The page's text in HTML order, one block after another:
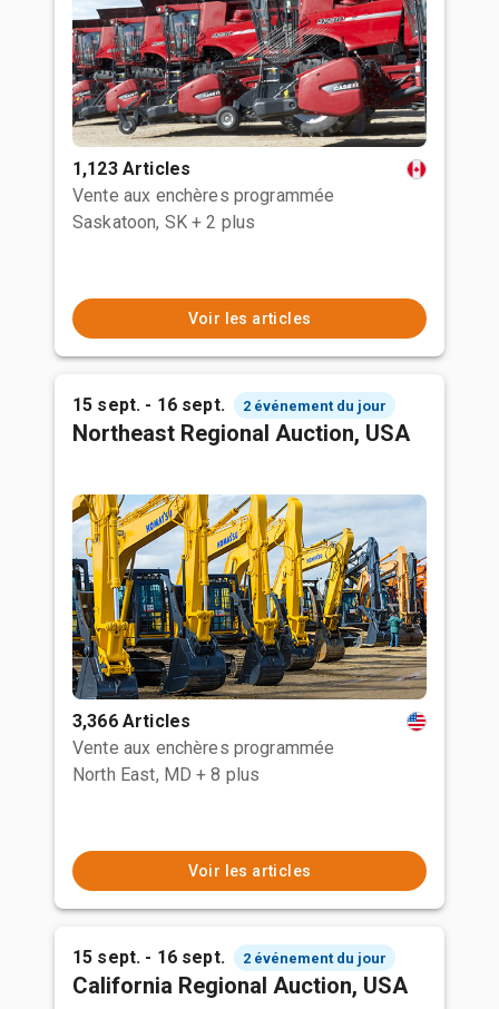
1,123 Articles
Vente aux enchères programmée
Saskatoon, SK + 2 plus
Voir les articles
15 sept. - 16 sept. 2 événement du jour
Northeast Regional Auction, USA
3,366 Articles
Vente aux enchères programmée
North East, MD + 8 plus
Voir les articles
15 sept. - 16 sept. 2 événement du jour
California Regional Auction, USA